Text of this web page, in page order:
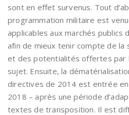
sont en effet survenus. Tout
programmation militaire est
applicables aux marchés
afin de mieux tenir compte de la
et des potentialités offertes par
sujet. Ensuite, la
directives de 2014 est entrée en
2018 – après une période
textes de transposition. Il est